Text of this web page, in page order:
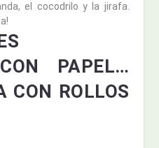
el cocodrilo y la jirafa.
PAPEL…
CON ROLLOS